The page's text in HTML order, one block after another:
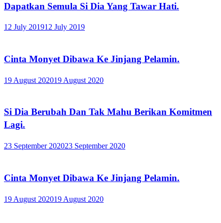
Dapatkan Semula Si Dia Yang Tawar Hati.
12 July 201912 July 2019
Cinta Monyet Dibawa Ke Jinjang Pelamin.
19 August 202019 August 2020
Si Dia Berubah Dan Tak Mahu Berikan Komitmen
Lagi.
23 September 202023 September 2020
Cinta Monyet Dibawa Ke Jinjang Pelamin.
19 August 202019 August 2020